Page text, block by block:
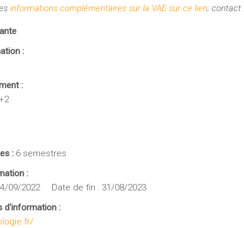
informations complémentaires sur la VAE sur ce lien; contact
:
:
: 6 semestres
:
09/2022 Date de fin : 31/08/2023
d'information :